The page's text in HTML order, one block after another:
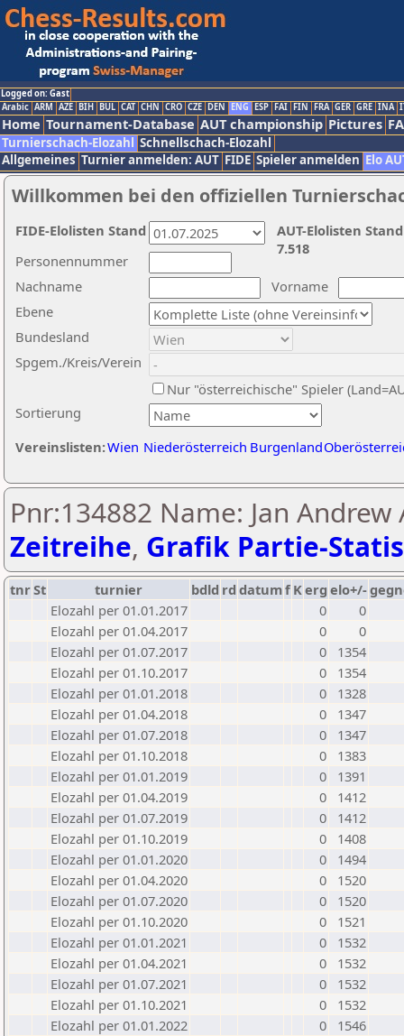
Logged on: Gast
Arabic ARM AZE BIH BUL CAT CHN CRO CZE DEN ENG ESP FAI FIN FRA GER GRE INA
Home Tournament-Database AUT championship Pictures
Turnierschach-Elozahl Schnellschach-Elozahl
Allgemeines Turnier anmelden: AUT FIDE Spieler anmelden Elo
Willkommen bei den offiziellen
Nachname
Vorname
Ebene
Sortierung
Personennummer
Bundesland
Spgem./Kreis/Verein
Nur "österreichische" Spieler
Vereinslisten:Wien Niederösterreich Burgenland
AUT-Elolisten
7.518
FIDE-Elolisten Stand
Pnr:134882 Name: Jan Andrew
Zeitreihe, Grafik Partie-
tnrSt turnier bdld rd datumf Kerg elo+/-
Elozahl per 01.01.2017
0
0
Elozahl per 01.04.2017
0
0
Elozahl per 01.07.2017
0
1354
Elozahl per 01.10.2017
0
1354
Elozahl per 01.01.2018
0
1328
Elozahl per 01.04.2018
0
1347
Elozahl per 01.07.2018
0
1347
Elozahl per 01.10.2018
0
1383
Elozahl per 01.01.2019
0
1391
Elozahl per 01.04.2019
0
1412
Elozahl per 01.07.2019
0
1412
Elozahl per 01.10.2019
0
1408
Elozahl per 01.01.2020
0
1494
Elozahl per 01.04.2020
0
1520
Elozahl per 01.07.2020
0
1520
Elozahl per 01.10.2020
0
1521
Elozahl per 01.01.2021
0
1532
Elozahl per 01.04.2021
0
1532
Elozahl per 01.07.2021
0
1532
Elozahl per 01.10.2021
0
1532
Elozahl per 01.01.2022
0
1546